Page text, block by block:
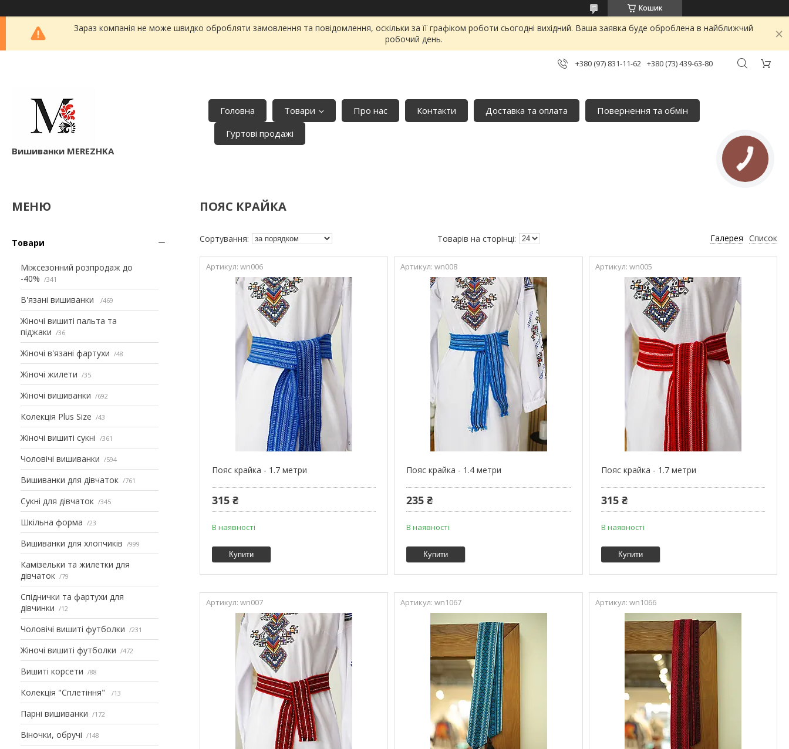
Кошик
Зараз компанія не може швидко обробляти замовлення та повідомлення, оскільки за її графіком роботи сьогодні вихідний. Ваша заявка буде оброблена в найближчий
робочий день.
+380 (97) 831-11-62 +380 (73) 439-63-80
Вишиванки MEREZHKA
Головна Товари Про нас Контакти Доставка та оплата
Повернення та обмін
Гуртові продажі
Товари
Міжсезонний розпродаж до
-40%
341
В'язані вишиванки 469
Жіночі вишиті пальта та
піджаки
36
Жіночі в'язані фартухи 48
Жіночі жилети 35
Жіночі вишиванки 692
Колекція Plus Size 43
Жіночі вишиті сукні 361
Чоловічі вишиванки 594
Вишиванки для дівчаток 761
Сукні для дівчаток 345
Шкільна форма 23
Вишиванки для хлопчиків 999
Камізельки та жилетки для
дівчаток
79
Спіднички та фартухи для
дівчинки
12
Чоловічі вишиті футболки 231
Жіночі вишиті футболки 472
Вишиті корсети 88
Колекція "Сплетіння" 13
Парні вишиванки 172
Віночки, обручі 148
ПОЯС КРАЙКА
Галерея Список
wn006
Пояс крайка - 1.7 метри
315 ₴
В наявності
Купити
wn008
Пояс крайка - 1.4 метри
235 ₴
В наявності
Купити
wn005
Пояс крайка - 1.7 метри
315 ₴
В наявності
Купити
wn007 wn1067 wn1066